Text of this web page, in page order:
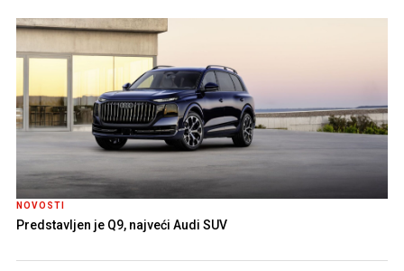
NOVOSTI
Predstavljen je Q9, najveći Audi SUV